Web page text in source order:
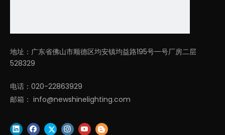
1. 凌轩照明有限公司, 专注LED建筑照明, 设计和生产多年, 研发和销
实验室经过严格的合格/测试。我们根据应用进行耐热测试、高温
测试、开关灯测试、电流测试、老化测试、称重测试、包装跌落测
地址：广东省佛山市顺德区均安镇均益路195号一号厂房二层
528329
电话：020-22863929
邮箱： info@newshinelighting.com